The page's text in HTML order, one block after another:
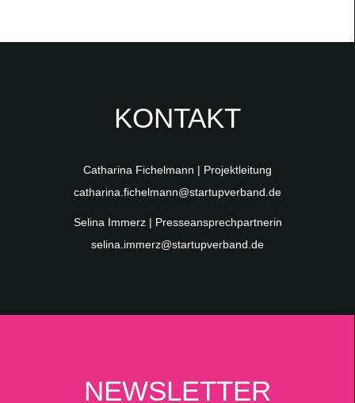
KONTAKT
Catharina Fichelmann | Projektleitung
catharina.fichelmann@startupverband.de
Selina Immerz | Presseansprechpartnerin
selina.immerz@startupverband.de
NEWSLETTER